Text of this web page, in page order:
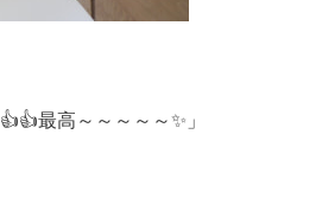
最高～～～～～✨」